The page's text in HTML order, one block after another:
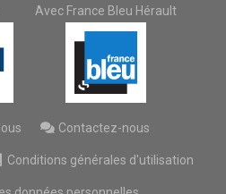
Avec France Bleu Hérault
Contactez-nous
Conditions générales d'utilisation